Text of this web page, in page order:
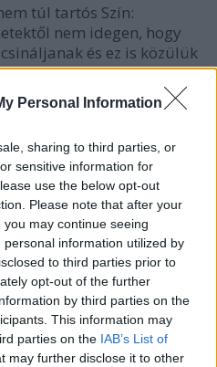
Personal Information
sharing to third parties, or
sensitive information for
use the below opt-out
Please note that after your
may continue seeing
information utilized by
to third parties prior to
opt-out of the further
by third parties on the
This information may
parties on the IAB’s List of
may further disclose it to other
túl tartós Szín:
nem idegen, hogy
és ez is közülük
jegyek tökéletesen
leszámítva ez egy
ízeket kedvelem,…